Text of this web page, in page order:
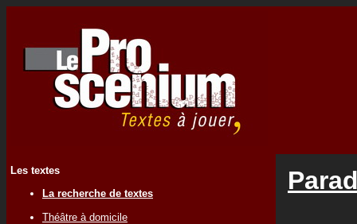
Les textes
La recherche de textes
Théâtre à domicile